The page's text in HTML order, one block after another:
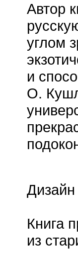
Автор
углом
и
О.
Книга
из